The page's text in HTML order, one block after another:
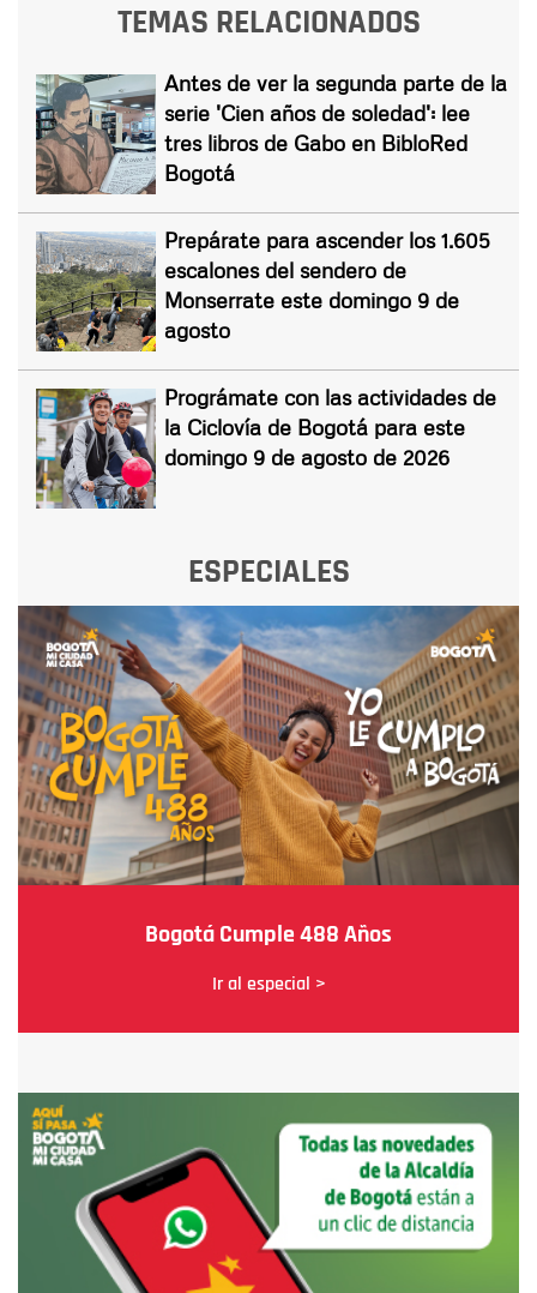
TEMAS RELACIONADOS
Antes de ver la segunda parte de la
serie 'Cien años de soledad': lee
tres libros de Gabo en BibloRed
Bogotá
Prepárate para ascender los 1.605
escalones del sendero de
Monserrate este domingo 9 de
agosto
Prográmate con las actividades de
la Ciclovía de Bogotá para este
domingo 9 de agosto de 2026
ESPECIALES
Bogotá Cumple 488 Años
Ir al especial >